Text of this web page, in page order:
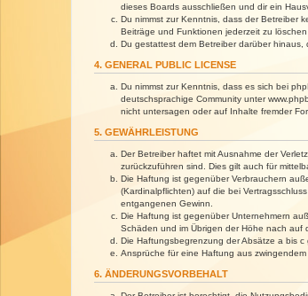
dieses Boards ausschließen und dir ein
Du nimmst zur Kenntnis, dass der Betreiber
Beiträge und Funktionen jederzeit zu löschen
Du gestattest dem Betreiber darüber
4. GENERAL PUBLIC LICENSE
Du nimmst zur Kenntnis, dass es sich bei
deutschsprachige Community unter
nicht untersagen oder auf Inhalte fremder
5. GEWÄHRLEISTUNG
Der Betreiber haftet mit Ausnahme der
zurückzuführen sind. Dies gilt auch für
Die Haftung ist gegenüber Verbrauchern
(Kardinalpflichten) auf die bei
entgangenen Gewinn.
Die Haftung ist gegenüber Unternehmern
Schäden und im Übrigen der Höhe nach auf
Die Haftungsbegrenzung der Absätze a bis
Ansprüche für eine Haftung aus
6. ÄNDERUNGSVORBEHALT